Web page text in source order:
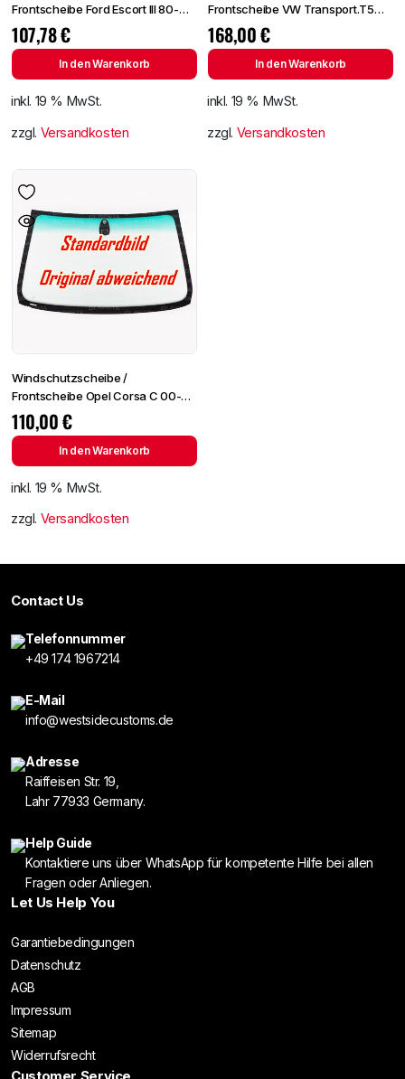
Frontscheibe Ford Escort III 80-
+SPF
107,78€
In den Warenkorb
inkl. 19 % MwSt.
zzgl. Versandkosten
Frontscheibe VW Transport.T5
03- +Spiegelhalter
168,00€
In den Warenkorb
inkl. 19 % MwSt.
zzgl. Versandkosten
Windschutzscheibe /
Frontscheibe Opel Corsa C 00-
+Spiegelhalter
110,00€
In den Warenkorb
inkl. 19 % MwSt.
zzgl. Versandkosten
Contact Us
Telefonnummer
+49 174 1967214
E-Mail
info@westsidecustoms.de
Adresse
Raiffeisen Str. 19,
Lahr 77933 Germany.
Help Guide
Kontaktiere uns über WhatsApp für kompetente Hilfe bei allen
Fragen oder Anliegen.
Let Us Help You
Garantiebedingungen
Datenschutz
AGB
Impressum
Sitemap
Widerrufsrecht